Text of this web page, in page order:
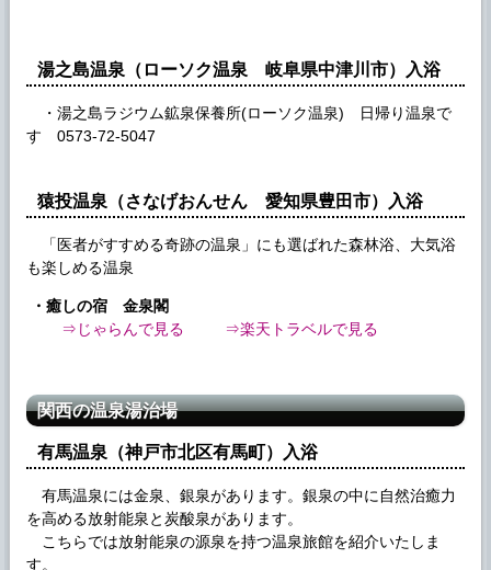
湯之島温泉（ローソク温泉 岐阜県中津川市）入浴
・湯之島ラジウム鉱泉保養所(ローソク温泉) 日帰り温泉で
す 0573-72-5047
猿投温泉（さなげおんせん 愛知県豊田市）入浴
「医者がすすめる奇跡の温泉」にも選ばれた森林浴、大気浴
も楽しめる温泉
・癒しの宿 金泉閣
⇒じゃらんで見る
⇒楽天トラベルで見る
関西の温泉湯治場
有馬温泉（神戸市北区有馬町）入浴
有馬温泉には金泉、銀泉があります。銀泉の中に自然治癒力
を高める放射能泉と炭酸泉があります。
こちらでは放射能泉の源泉を持つ温泉旅館を紹介いたしま
す。